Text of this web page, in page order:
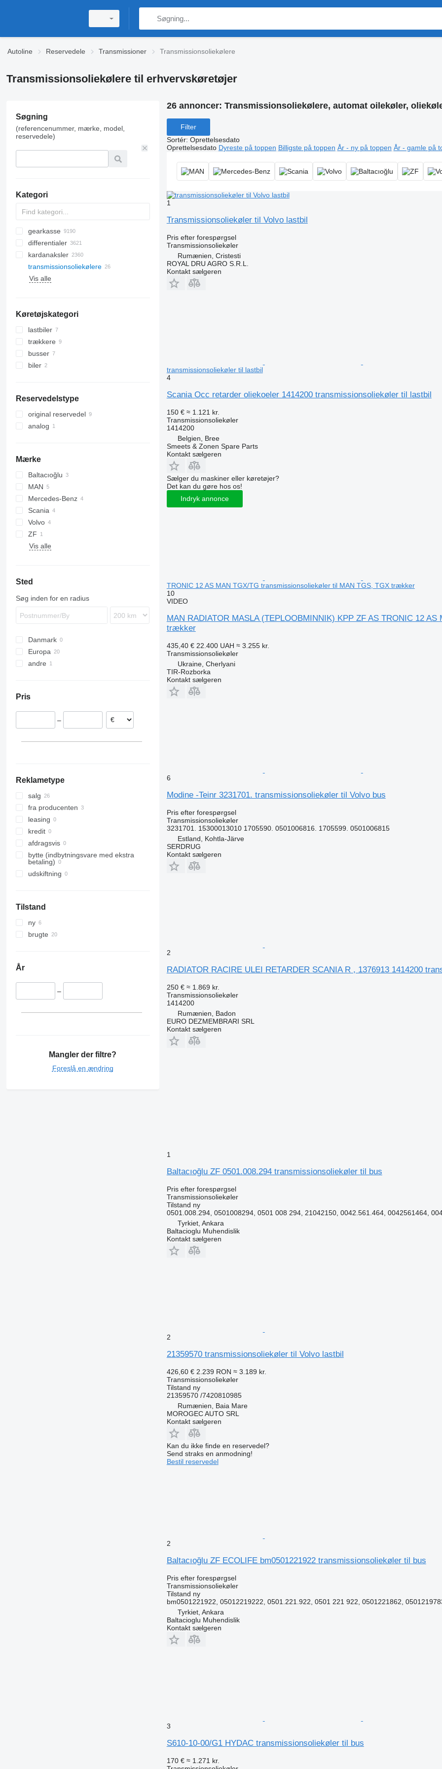
Autoline Reservedele Transmissioner Transmissionsoliekølere
Transmissionsoliekølere til erhvervskøretøjer
Søgning
(referencenummer, mærke, model,
reservedele)
Kategori
gearkasse
differentialer
kardanaksler
transmissionsoliekølere
Vis alle
Køretøjskategori
lastbiler
trækkere
busser
biler
Reservedelstype
original reservedel
analog
Mærke
Q-series
Baltacıoğlu
MAN
TGL
TGM
TGS
TGX
Mercedes-Benz
Actros
Antos
Arocs
Scania
P-series
R-series
Volvo
FH
FMX
ZF
Vis alle
Sted
Søg inden for en radius
Danmark
Europa
Rumænien
Portugal
Polen
andre
Pris
–
Reklametype
salg
fra producenten
leasing
kredit
afdragsvis
bytte (indbytningsvare med ekstra
betaling)
udskiftning
Tilstand
ny
brugte
År
–
Mangler der filtre?
Foreslå en ændring
26 annoncer: Transmissionsoliekølere, automat oilekøler,
Filter
Sortér: Oprettelsesdato
Oprettelsesdato Dyreste på toppen Billigste på toppen År - ny på toppen År - gamle på
1
Transmissionsoliekøler til Volvo lastbil
Pris efter forespørgsel
Transmissionsoliekøler
Rumænien, Cristesti
ROYAL DRU AGRO S.R.L.
Kontakt sælgeren
transmissionsoliekøler til lastbil
4
Scania Occ retarder oliekoeler 1414200 transmissionsoliekøler til lastbil
150 € ≈ 1.121 kr.
Transmissionsoliekøler
1414200
Belgien, Bree
Smeets & Zonen Spare Parts
Kontakt sælgeren
Sælger du maskiner eller køretøjer?
Det kan du gøre hos os!
Indryk annonce
TRONIC 12 AS MAN TGX/TG transmissionsoliekøler til MAN TGS, TGX trækker
10
VIDEO
MAN RADIATOR MASLA (TEPLOOBMINNIK) KPP ZF AS TRONIC 12
trækker
435,40 € 22.400 UAH ≈ 3.255 kr.
Transmissionsoliekøler
Ukraine, Cherlyani
TIR-Rozborka
Kontakt sælgeren
6
Modine -Teinr 3231701. transmissionsoliekøler til Volvo bus
Pris efter forespørgsel
Transmissionsoliekøler
3231701. 15300013010 1705590. 0501006816. 1705599. 0501006815
Estland, Kohtla-Järve
SERDRUG
Kontakt sælgeren
2
RADIATOR RACIRE ULEI RETARDER SCANIA R , 1376913 1414200
250 € ≈ 1.869 kr.
Transmissionsoliekøler
1414200
Rumænien, Badon
EURO DEZMEMBRARI SRL
Kontakt sælgeren
1
Baltacıoğlu ZF 0501.008.294 transmissionsoliekøler til bus
Pris efter forespørgsel
Transmissionsoliekøler
Tilstand ny
0501.008.294, 0501008294, 0501 008 294, 21042150, 0042.561.464, 0042561464,
Tyrkiet, Ankara
Baltacioglu Muhendislik
Kontakt sælgeren
2
21359570 transmissionsoliekøler til Volvo lastbil
426,60 € 2.239 RON ≈ 3.189 kr.
Transmissionsoliekøler
Tilstand ny
21359570 /7420810985
Rumænien, Baia Mare
MOROGEC AUTO SRL
Kontakt sælgeren
Kan du ikke finde en reservedel?
Send straks en anmodning!
Bestil reservedel
2
Baltacıoğlu ZF ECOLIFE bm0501221922 transmissionsoliekøler til bus
Pris efter forespørgsel
Transmissionsoliekøler
Tilstand ny
bm0501221922, 05012219222, 0501.221.922, 0501 221 922, 0501221862,
Tyrkiet, Ankara
Baltacioglu Muhendislik
Kontakt sælgeren
3
S610-10-00/G1 HYDAC transmissionsoliekøler til bus
170 € ≈ 1.271 kr.